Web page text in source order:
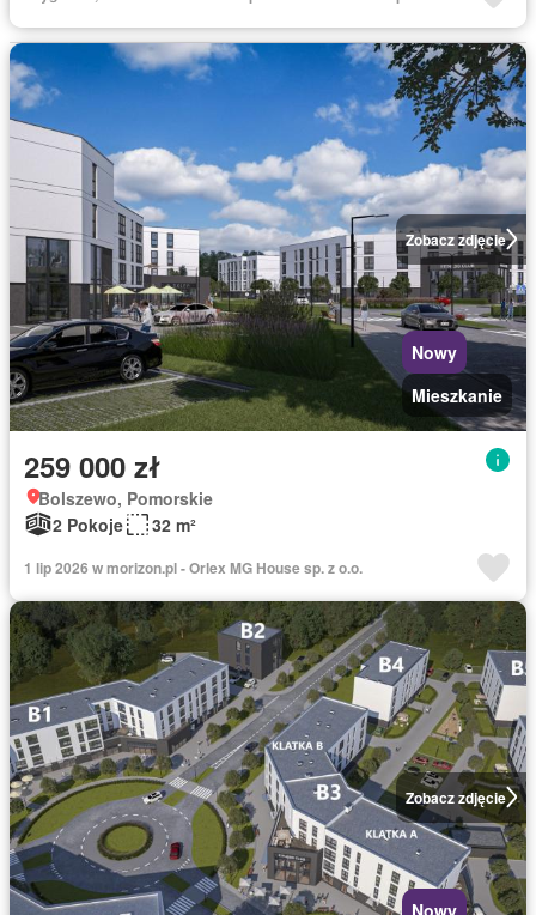
Zobacz zdjęcie
Nowy
Mieszkanie
259 000 zł
Bolszewo, Pomorskie
2 Pokoje
32 m²
1 lip 2026 w morizon.pl - Orlex MG House sp. z o.o.
Zobacz zdjęcie
Nowy